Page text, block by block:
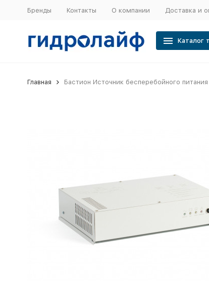
Бренды Контакты О компании Доставка и
Каталог
Главная Бастион Источник бесперебойного